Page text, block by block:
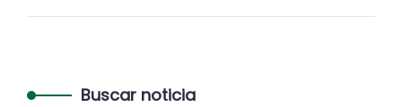
Buscar noticia